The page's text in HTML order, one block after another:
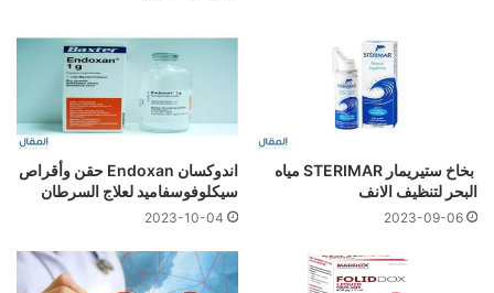
بخاخ ستيريمار STERIMAR مياه
البحر لتنظيف الانف
2023-09-06
اندوكسان Endoxan حقن وأقراص
سيكلوفوسفاميد لعلاج السرطان
2023-10-04